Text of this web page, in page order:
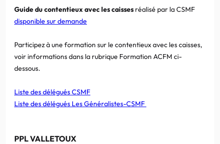
Guide du contentieux avec les caisses réalisé par la CSMF
disponible sur demande
Participez à une formation sur le contentieux avec les caisses,
voir informations dans la rubrique Formation ACFM ci-
dessous.
Liste des délégués CSMF
Liste des délégués Les Généralistes-CSMF
PPL VALLETOUX